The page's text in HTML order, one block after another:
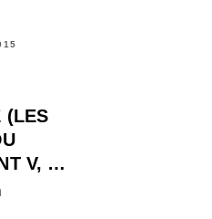
(LES
V, …